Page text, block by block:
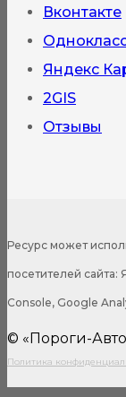
Вконтакте
Яндекс
2GIS
Отзывы
Ресурс может
посетителей
Console, Google
© «Пороги-
Политика